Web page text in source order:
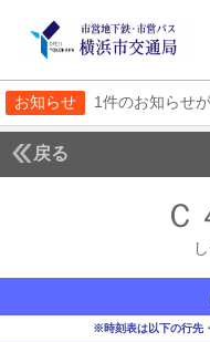
お知らせ 1件のお知らせ
戻る
Ｃ
※時刻表は以下の行先